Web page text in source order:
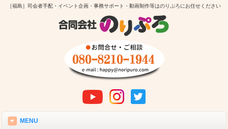
［福島］司会者手配・イベント企画・事務サポート・動画制作等はのりぷろにお任せください
MENU